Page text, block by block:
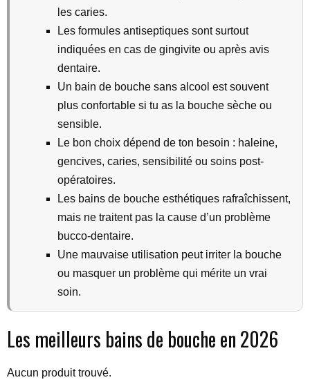
les caries.
Les formules antiseptiques sont surtout
indiquées en cas de gingivite ou après avis
dentaire.
Un bain de bouche sans alcool est souvent
plus confortable si tu as la bouche sèche ou
sensible.
Le bon choix dépend de ton besoin : haleine,
gencives, caries, sensibilité ou soins post-
opératoires.
Les bains de bouche esthétiques rafraîchissent,
mais ne traitent pas la cause d’un problème
bucco-dentaire.
Une mauvaise utilisation peut irriter la bouche
ou masquer un problème qui mérite un vrai
soin.
Les meilleurs bains de bouche en 2026
Aucun produit trouvé.